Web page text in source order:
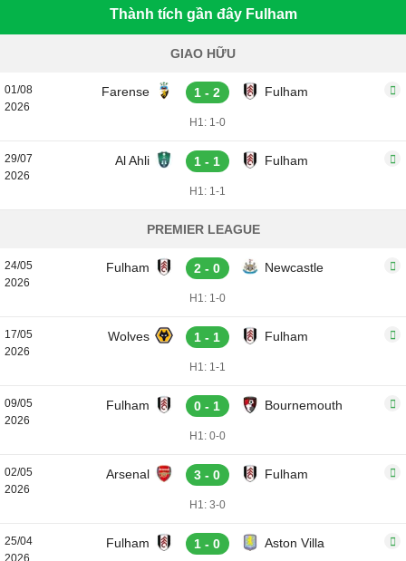
Thành tích gần đây Fulham
GIAO HỮU
01/08
2026
Farense 1 - 2 Fulham
H1: 1-0
29/07
2026
Al Ahli 1 - 1 Fulham
H1: 1-1
PREMIER LEAGUE
24/05
2026
Fulham 2 - 0 Newcastle
H1: 1-0
17/05
2026
Wolves 1 - 1 Fulham
H1: 1-1
09/05
2026
Fulham 0 - 1 Bournemouth
H1: 0-0
02/05
2026
Arsenal 3 - 0 Fulham
H1: 3-0
25/04
2026
Fulham 1 - 0 Aston Villa